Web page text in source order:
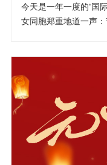
今天是一年一度的“国
女同胞郑重地道一声：